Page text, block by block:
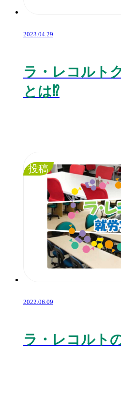
2023.04.29
ラ・レコルト
とは⁉️
投稿
2022.06.09
ラ・レコルト